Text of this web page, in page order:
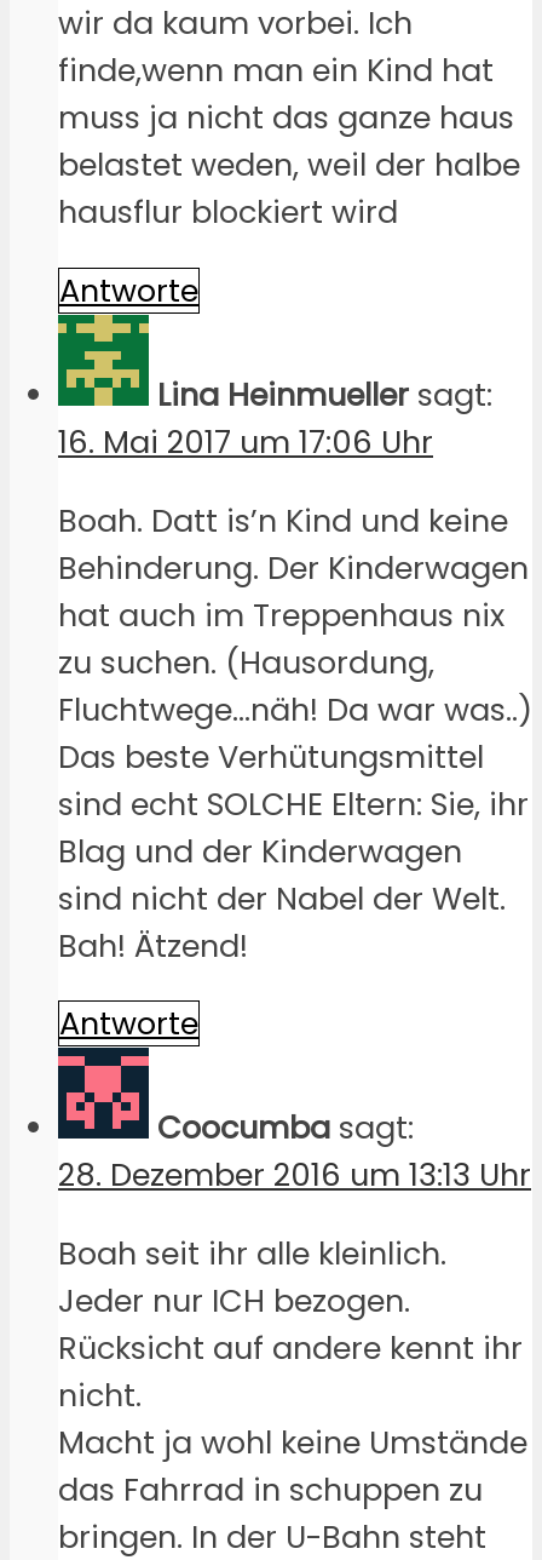
wir da kaum vorbei. Ich
finde,wenn man ein Kind hat
muss ja nicht das ganze haus
belastet weden, weil der halbe
hausflur blockiert wird
Antworte
Lina Heinmueller sagt:
16. Mai 2017 um 17:06 Uhr
Boah. Datt is’n Kind und keine
Behinderung. Der Kinderwagen
hat auch im Treppenhaus nix
zu suchen. (Hausordung,
Fluchtwege…näh! Da war was..)
Das beste Verhütungsmittel
sind echt SOLCHE Eltern: Sie, ihr
Blag und der Kinderwagen
sind nicht der Nabel der Welt.
Bah! Ätzend!
Antworte
Coocumba sagt:
28. Dezember 2016 um 13:13 Uhr
Boah seit ihr alle kleinlich.
Jeder nur ICH bezogen.
Rücksicht auf andere kennt ihr
nicht.
Macht ja wohl keine Umstände
das Fahrrad in schuppen zu
bringen. In der U-Bahn steht